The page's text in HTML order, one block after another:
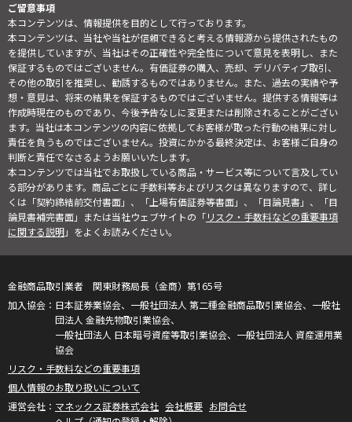
ご留意事項
本コンテンツは、情報提供を目的として行っております。
本コンテンツは、当社や当社が信頼できると考える情報源から提供されたもの
を提供していますが、当社はその正確性や完全性について意見を表明し、また
保証するものではございません。有価証券の購入、売却、デリバティブ取引、
その他の取引を推奨し、勧誘するものではありません。また、過去の実績や予
想・意見は、将来の結果を保証するものではございません。提供する情報等は
作成時現在のものであり、今後予告なしに変更または削除されることがござい
ます。当社は本コンテンツの内容に依拠してお客様が取った行動の結果に対し
責任を負うものではございません。投資にかかる最終決定は、お客様ご自身の
判断と責任でなさるようお願いいたします。
本コンテンツでは当社でお取扱している商品・サービス等について言及してい
る部分があります。商品ごとに手数料等およびリスクは異なりますので、詳し
くは「契約締結前交付書面」、「上場有価証券等書面」、「目論見書」、「目
論見書補完書面」または当社ウェブサイトの「リスク・手数料などの重要事項
に関する説明」をよくお読みください。
金融商品取引業者 関東財務局長（金商）第165号
日本証券業協会、一般社団法人 第二種金融商品取引業協会、一般社
団法人 金融先物取引業協会、
一般社団法人 日本暗号資産等取引業協会、一般社団法人 資産運用業
協会
リスク・手数料などの重要事項
個人情報のお取り扱いについて
マネックス証券株式会社 会社概要 お問合せ